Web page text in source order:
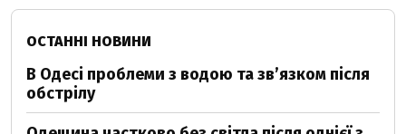
ОСТАННІ НОВИНИ
В Одесі проблеми з водою та звʼязком після
обстрілу